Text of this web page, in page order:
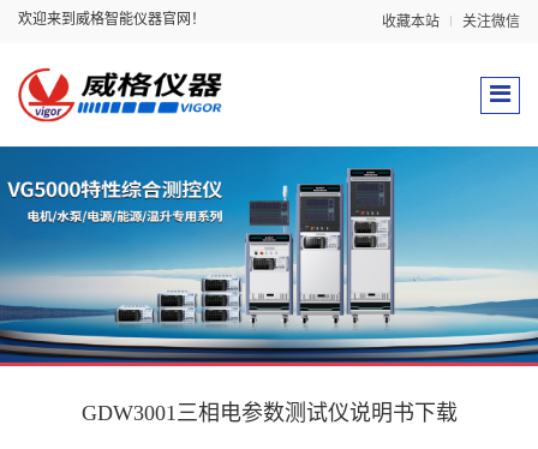
欢迎来到威格智能仪器官网！ 收藏本站 关注微信
GDW3001三相电参数测试仪说明书下载